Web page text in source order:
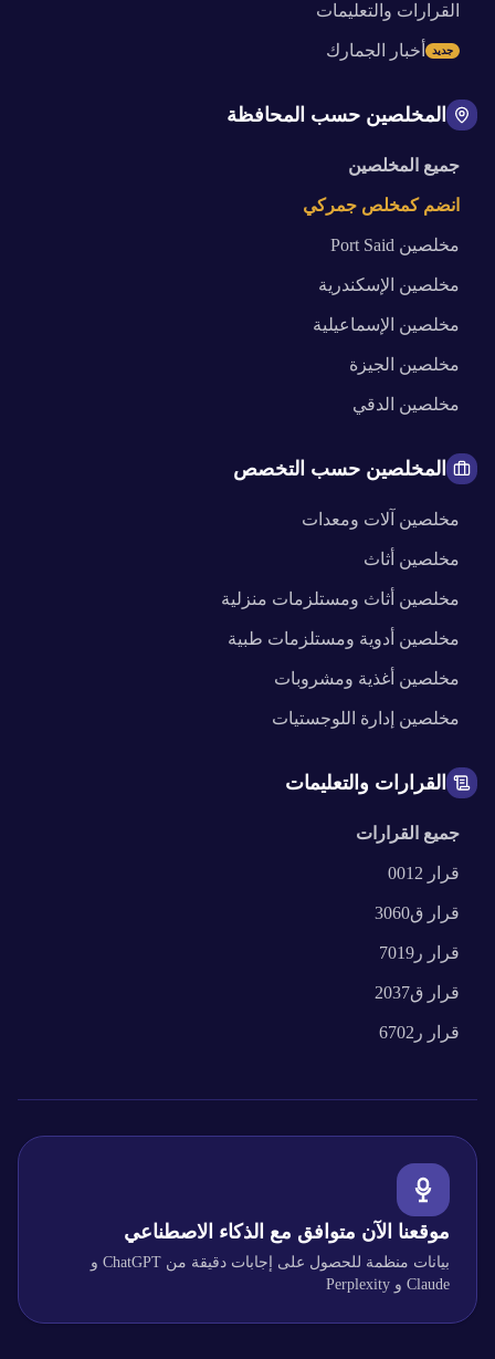
القرارات والتعليمات
أخبار الجمارك جديد
المخلصين حسب المحافظة
جميع المخلصين
انضم كمخلص جمركي
مخلصين Port Said
مخلصين الإسكندرية
مخلصين الإسماعيلية
مخلصين الجيزة
مخلصين الدقي
المخلصين حسب التخصص
مخلصين آلات ومعدات
مخلصين أثاث
مخلصين أثاث ومستلزمات منزلية
مخلصين أدوية ومستلزمات طبية
مخلصين أغذية ومشروبات
مخلصين إدارة اللوجستيات
القرارات والتعليمات
جميع القرارات
قرار 0012
قرار ق3060
قرار ر7019
قرار ق2037
قرار ر6702
موقعنا الآن متوافق مع الذكاء الاصطناعي
بيانات منظمة للحصول على إجابات دقيقة من ChatGPT و
Claude و Perplexity